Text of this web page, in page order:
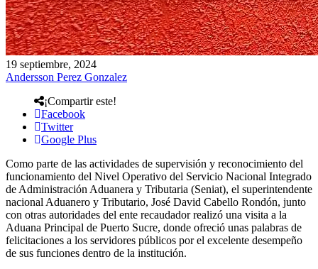
19 septiembre, 2024
Andersson Perez Gonzalez
¡Compartir este!
Facebook
Twitter
Google Plus
Como parte de las actividades de supervisión y reconocimiento del
funcionamiento del Nivel Operativo del Servicio Nacional Integrado
de Administración Aduanera y Tributaria (Seniat), el superintendente
nacional Aduanero y Tributario, José David Cabello Rondón, junto
con otras autoridades del ente recaudador realizó una visita a la
Aduana Principal de Puerto Sucre, donde ofreció unas palabras de
felicitaciones a los servidores públicos por el excelente desempeño
de sus funciones dentro de la institución.